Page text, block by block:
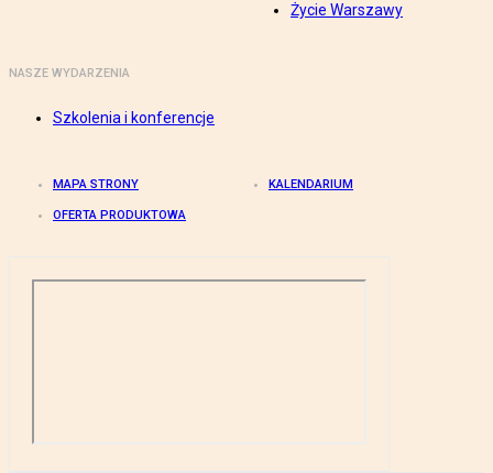
Życie Warszawy
NASZE WYDARZENIA
Szkolenia i konferencje
MAPA STRONY KALENDARIUM
OFERTA PRODUKTOWA